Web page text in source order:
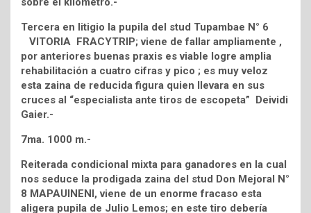
Tercera en litigio la pupila del stud Tupambae N° 6
VITORIA FRACYTRIP; viene de fallar ampliamente ,
por anteriores buenas praxis es viable logre amplia
rehabilitación a cuatro cifras y pico ; es muy veloz
esta zaina de reducida figura quien llevara en sus
cruces al “especialista ante tiros de escopeta” Deividi
Gaier.-
7ma. 1000 m.-
Reiterada condicional mixta para ganadores en la cual
nos seduce la prodigada zaina del stud Don Mejoral N°
8 MAPAUINENI, viene de un enorme fracaso esta
aligera pupila de Julio Lemos; en este tiro debería